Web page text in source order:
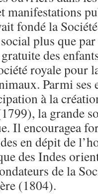
manifestations
fondé la
plus que
des
royale pour
Parmi ses
à la
la grande
Il encouragea
en dépit de
des Indes
de la
(1804).